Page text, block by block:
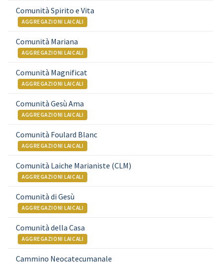
Comunità Spirito e Vita
AGGREGAZIONI LAICALI
Comunità Mariana
AGGREGAZIONI LAICALI
Comunità Magnificat
AGGREGAZIONI LAICALI
Comunità Gesù Ama
AGGREGAZIONI LAICALI
Comunità Foulard Blanc
AGGREGAZIONI LAICALI
Comunità Laiche Marianiste (CLM)
AGGREGAZIONI LAICALI
Comunità di Gesù
AGGREGAZIONI LAICALI
Comunità della Casa
AGGREGAZIONI LAICALI
Cammino Neocatecumanale